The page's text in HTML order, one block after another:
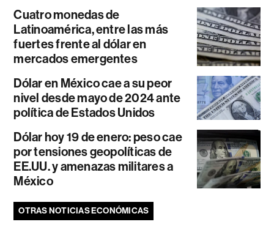
Cuatro monedas de
Latinoamérica, entre las más
fuertes frente al dólar en
mercados emergentes
Dólar en México cae a su peor
nivel desde mayo de 2024 ante
política de Estados Unidos
Dólar hoy 19 de enero: peso cae
por tensiones geopolíticas de
EE.UU. y amenazas militares a
México
OTRAS NOTICIAS ECONÓMICAS